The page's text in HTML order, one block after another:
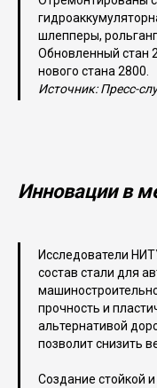
шлепперы,
Обновленный стан
нового стана 2800.
Источник: Пресс-
Инновации в
Исследователи
состав стали для
прочность и
альтернативой
позволит снизить
Создание стойкой